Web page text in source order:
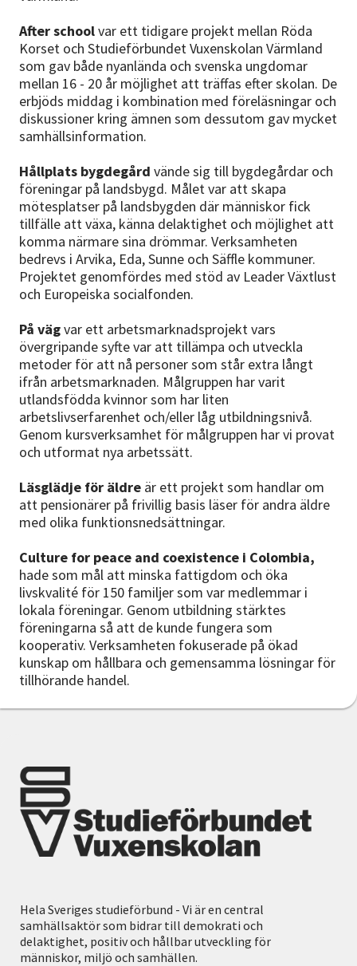
After schoolvar ett tidigare projekt mellan Röda
Korset och Studieförbundet Vuxenskolan Värmland
som gav både nyanlända och svenska ungdomar
mellan 16 - 20 år möjlighet att träffas efter skolan. De
erbjöds middag i kombination med föreläsningar och
diskussioner kring ämnen som dessutom gav mycket
samhällsinformation.
Hållplats bygdegård vände sig till bygdegårdar och
föreningar på landsbygd. Målet var att skapa
mötesplatser på landsbygden där människor fick
tillfälle att växa, känna delaktighet och möjlighet att
komma närmare sina drömmar. Verksamheten
bedrevs i Arvika, Eda, Sunne och Säffle kommuner.
Projektet genomfördes med stöd av Leader Växtlust
och Europeiska socialfonden.
På vägvar ett arbetsmarknadsprojekt vars
övergripande syfte var att tillämpa och utveckla
metoder för att nå personer som står extra långt
ifrån arbetsmarknaden. Målgruppen har varit
utlandsfödda kvinnor som har liten
arbetslivserfarenhet och/eller låg utbildningsnivå.
Genom kursverksamhet för målgruppen har vi provat
och utformat nya arbetssätt.
Läsglädje för äldre är ett projekt som handlar om
att pensionärer på frivillig basis läser för andra äldre
med olika funktionsnedsättningar.
Culture for peace and coexistence i Colombia,
hade som mål att minska fattigdom och öka
livskvalité för 150 familjer som var medlemmar i
lokala föreningar. Genom utbildning stärktes
föreningarna så att de kunde fungera som
kooperativ. Verksamheten fokuserade på ökad
kunskap om hållbara och gemensamma lösningar för
tillhörande handel.
Hela Sveriges studieförbund - Vi är en central
samhällsaktör som bidrar till demokrati och
delaktighet, positiv och hållbar utveckling för
människor, miljö och samhällen.